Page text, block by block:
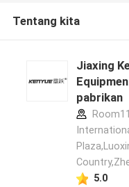
Tentang kita
Jiaxing
pabrikan
5.0